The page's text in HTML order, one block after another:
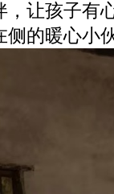
，让孩子有
侧的暖心小